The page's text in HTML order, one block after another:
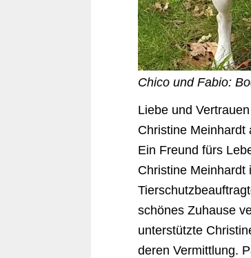
Chico und Fabio:
Liebe und
Christine Meinhardt
Ein Freund fürs
Christine Meinhardt
schönes Zuhause
unterstützte
deren Vermittlung.